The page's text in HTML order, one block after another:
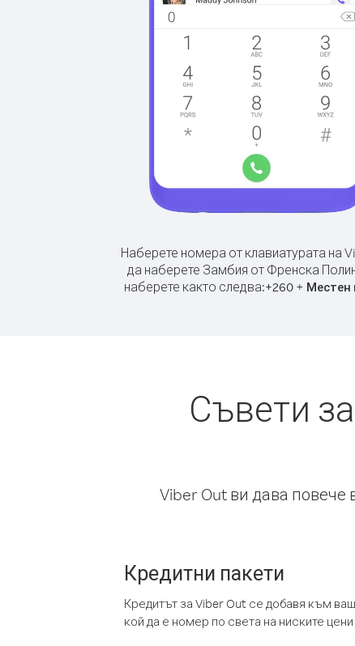
Наберете номера от клавиатурата на
да наберете Замбия от Френска
наберете както следва:+260+ Местен
Съвети
Viber Out ви дава повече
Кредитни пакети
Кредитът за Viber Out се добавя към
кой да е номер по света на ниските цени